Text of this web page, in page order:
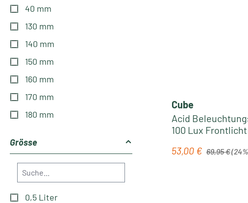
40 mm
130 mm
140 mm
150 mm
160 mm
170 mm
180 mm
Grösse
0,5 Liter
Cube
Acid
100 Lux
Rücklicht Pro
Verkaufspreis:
53,00 € 69,95 €